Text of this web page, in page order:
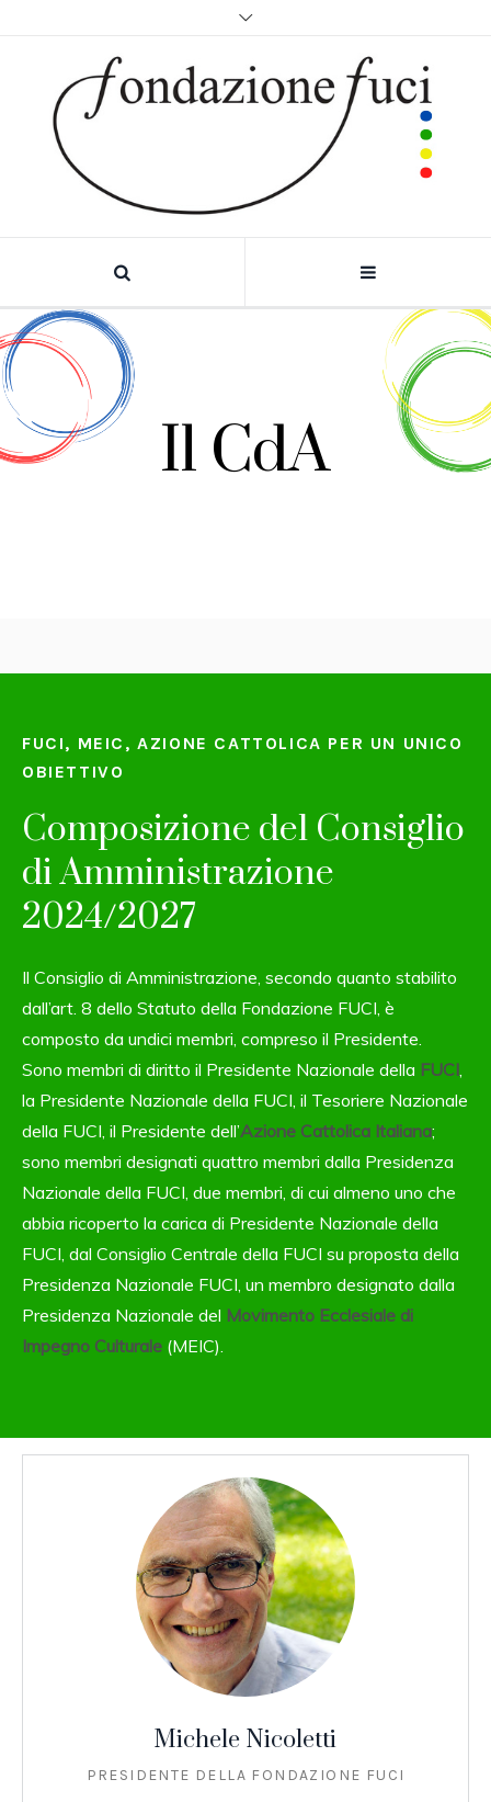
Il CdA
FUCI, MEIC, AZIONE CATTOLICA PER UN UNICO
OBIETTIVO
Composizione del Consiglio
di Amministrazione
2024/2027
Il Consiglio di Amministrazione, secondo quanto stabilito
dall’art. 8 dello Statuto della Fondazione FUCI, è
composto da undici membri, compreso il Presidente.
Sono membri di diritto il Presidente Nazionale della FUCI,
la Presidente Nazionale della FUCI, il Tesoriere Nazionale
della FUCI, il Presidente dell’Azione Cattolica Italiana;
sono membri designati quattro membri dalla Presidenza
Nazionale della FUCI, due membri, di cui almeno uno che
abbia ricoperto la carica di Presidente Nazionale della
FUCI, dal Consiglio Centrale della FUCI su proposta della
Presidenza Nazionale FUCI, un membro designato dalla
Presidenza Nazionale del Movimento Ecclesiale di
Impegno Culturale(MEIC).
Michele Nicoletti
PRESIDENTE DELLA FONDAZIONE FUCI